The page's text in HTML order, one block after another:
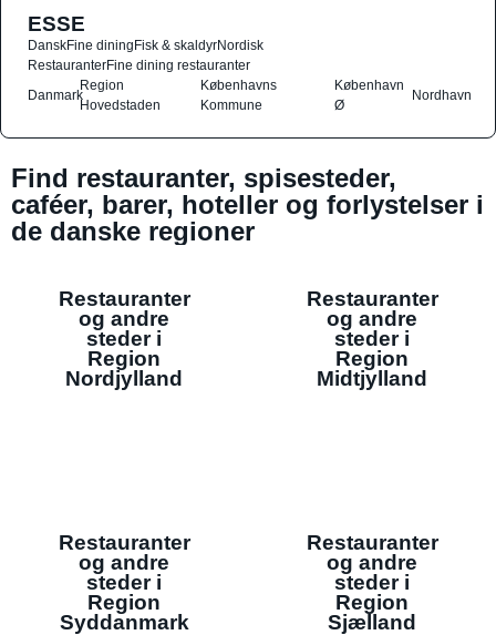
ESSE
DanskFine diningFisk & skaldyrNordisk
RestauranterFine dining restauranter
Danmark
Region
Hovedstaden
Københavns
Kommune
København
Ø
Nordhavn
Find restauranter, spisesteder,
caféer, barer, hoteller og forlystelser i
de danske regioner
Restauranter
og andre
steder i
Region
Nordjylland
Restauranter
og andre
steder i
Region
Midtjylland
Restauranter
og andre
steder i
Region
Syddanmark
Restauranter
og andre
steder i
Region
Sjælland